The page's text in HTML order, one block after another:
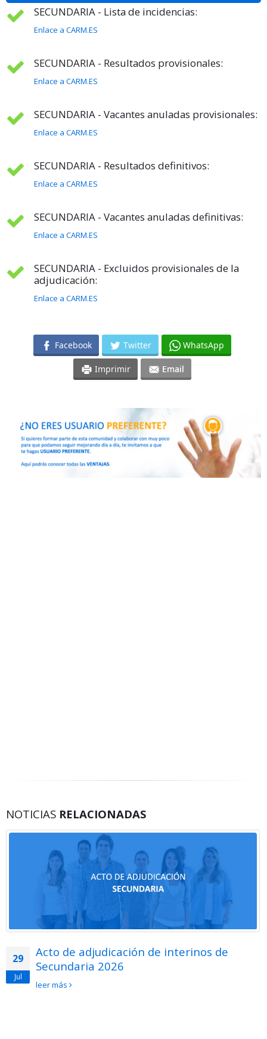
SECUNDARIA - Lista de incidencias:
Enlace a CARM.ES
SECUNDARIA - Resultados provisionales:
Enlace a CARM.ES
SECUNDARIA - Vacantes anuladas provisionales:
Enlace a CARM.ES
SECUNDARIA - Resultados definitivos:
Enlace a CARM.ES
SECUNDARIA - Vacantes anuladas definitivas:
Enlace a CARM.ES
SECUNDARIA - Excluidos provisionales de la
adjudicación:
Enlace a CARM.ES
Facebook Twitter WhatsApp
Imprimir Email
NOTICIAS RELACIONADAS
29
Jul
Acto de adjudicación de interinos de
Secundaria 2026
leer más